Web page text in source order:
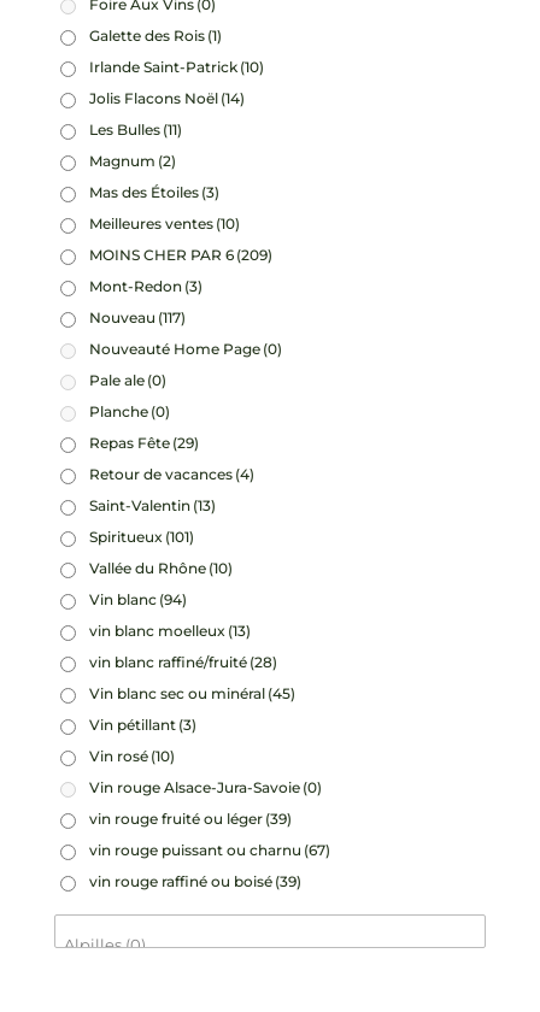
Foire Aux Vins (0)
Galette des Rois (1)
Irlande Saint-Patrick (10)
Jolis Flacons Noël (14)
Les Bulles (11)
Magnum (2)
Mas des Étoiles (3)
Meilleures ventes (10)
MOINS CHER PAR 6 (209)
Mont-Redon (3)
Nouveau (117)
Nouveauté Home Page (0)
Pale ale (0)
Planche (0)
Repas Fête (29)
Retour de vacances (4)
Saint-Valentin (13)
Spiritueux (101)
Vallée du Rhône (10)
Vin blanc (94)
vin blanc moelleux (13)
vin blanc raffiné/fruité (28)
Vin blanc sec ou minéral (45)
Vin pétillant (3)
Vin rosé (10)
Vin rouge Alsace-Jura-Savoie (0)
vin rouge fruité ou léger (39)
vin rouge puissant ou charnu (67)
vin rouge raffiné ou boisé (39)